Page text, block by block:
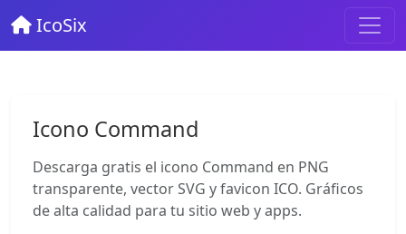
IcoSix
Icono Command
Descarga gratis el icono Command en PNG
transparente, vector SVG y favicon ICO. Gráficos
de alta calidad para tu sitio web y apps.